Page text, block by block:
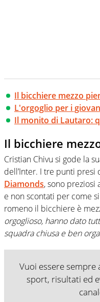
Il bicchiere mezzo
L'orgoglio per i
Il monito di Lautaro:
Il bicchiere
Cristian Chivu si gode la
dell’Inter. I tre punti presi
Diamonds, sono preziosi
e non scontati per come
romeno il bicchiere è
orgoglioso, hanno dato
squadra chiusa e ben
Vuoi essere
sport, risultati ed